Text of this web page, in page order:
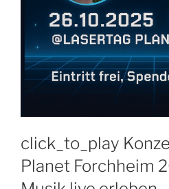
click_to_play
Planet Forchheim